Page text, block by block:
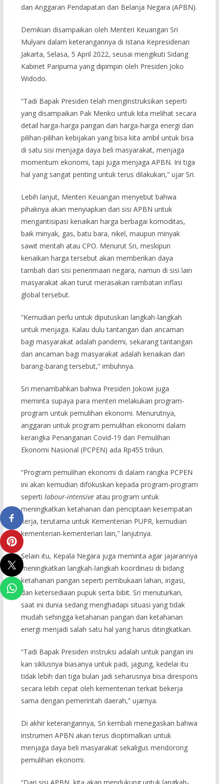
dan Anggaran Pendapatan dan Belanja Negara (APBN).
Demikian disampaikan oleh Menteri Keuangan Sri
Mulyani dalam keterangannya di Istana Kepresidenan
Jakarta, Selasa, 5 April 2022, seusai mengikuti Sidang
Kabinet Paripurna yang dipimpin oleh Presiden Joko
Widodo.
“Tadi Bapak Presiden telah menginstruksikan seperti
yang disampaikan Pak Menko untuk kita melihat secara
detail harga-harga pangan dan harga-harga energi dan
pilihan-pilihan kebijakan yang bisa kita ambil untuk bisa
di satu sisi menjaga daya beli masyarakat, menjaga
momentum ekonomi, tapi juga menjaga APBN. Ini tiga
hal yang sangat penting untuk terus dilakukan,” ujar Sri.
Lebih lanjut, Menteri Keuangan menyebut bahwa
pihaknya akan menyiapkan dari sisi APBN untuk
mengantisipasi kenaikan harga berbagai komoditas,
baik minyak, gas, batu bara, nikel, maupun minyak
sawit mentah atau CPO. Menurut Sri, meskipun
kenaikan harga tersebut akan memberikan daya
tambah dari sisi penerimaan negara, namun di sisi lain
masyarakat akan turut merasakan rambatan inflasi
global tersebut.
“Kemudian perlu untuk diputuskan langkah-langkah
untuk menjaga. Kalau dulu tantangan dan ancaman
bagi masyarakat adalah pandemi, sekarang tantangan
dan ancaman bagi masyarakat adalah kenaikan dari
barang-barang tersebut,” imbuhnya.
Sri menambahkan bahwa Presiden Jokowi juga
meminta supaya para menteri melakukan program-
program untuk pemulihan ekonomi. Menurutnya,
anggaran untuk program pemulihan ekonomi dalam
kerangka Penanganan Covid-19 dan Pemulihan
Ekonomi Nasional (PCPEN) ada Rp455 triliun.
“Program pemulihan ekonomi di dalam rangka PCPEN
ini akan kemudian difokuskan kepada program-program
seperti labour-intensiveatau program untuk
meningkatkan ketahanan dan penciptaan kesempatan
kerja, terutama untuk Kementerian PUPR, kemudian
kementerian-kementerian lain,” lanjutnya.
Selain itu, Kepala Negara juga meminta agar jajarannya
meningkatkan langkah-langkah koordinasi di bidang
ketahanan pangan seperti pembukaan lahan, irigasi,
dan ketersediaan pupuk serta bibit. Sri menuturkan,
saat ini dunia sedang menghadapi situasi yang tidak
mudah sehingga ketahanan pangan dan ketahanan
energi menjadi salah satu hal yang harus ditingkatkan.
“Tadi Bapak Presiden instruksi adalah untuk pangan ini
kan siklusnya biasanya untuk padi, jagung, kedelai itu
tidak lebih dari tiga bulan jadi seharusnya bisa direspons
secara lebih cepat oleh kementerian terkait bekerja
sama dengan pemerintah daerah,” ujarnya.
Di akhir keterangannya, Sri kembali menegaskan bahwa
instrumen APBN akan terus dioptimalkan untuk
menjaga daya beli masyarakat sekaligus mendorong
pemulihan ekonomi.